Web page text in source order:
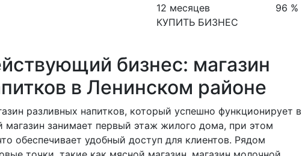
12 месяцев
КУПИТЬ БИЗНЕС
96 %
бизнес: магазин
в Ленинском районе
разливных напитков, который успешно функционирует в
занимает первый этаж жилого дома, при этом
обеспечивает удобный доступ для клиентов. Рядом